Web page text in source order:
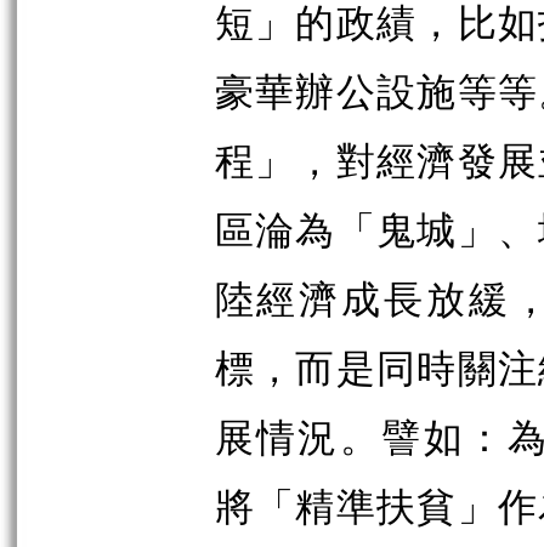
短」的政績，比
豪華辦公設施等
程」，對經濟發
區淪為「鬼城」
陸經濟成長放緩
標，而是同時關
展情況。譬如：
將「精準扶貧」